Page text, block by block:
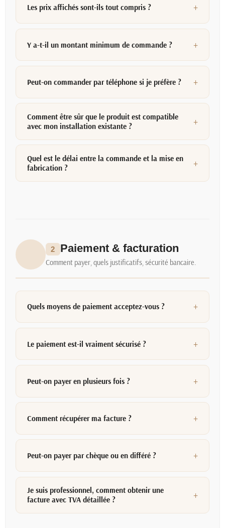
Les prix affichés sont-ils tout compris ?
Y a-t-il un montant minimum de commande ?
Peut-on commander par téléphone si je préfère ?
Comment être sûr que le produit est compatible
avec mon installation existante ?
Quel est le délai entre la commande et la mise en
fabrication ?
2 Paiement & facturation
Comment payer, quels justificatifs, sécurité bancaire.
Quels moyens de paiement acceptez-vous ?
Le paiement est-il vraiment sécurisé ?
Peut-on payer en plusieurs fois ?
Comment récupérer ma facture ?
Peut-on payer par chèque ou en différé ?
Je suis professionnel, comment obtenir une
facture avec TVA détaillée ?